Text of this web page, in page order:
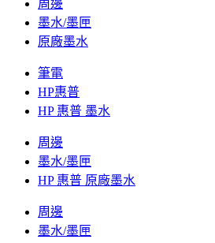
周邊
墨水/墨匣
原廠墨水
筆電
HP惠普
HP 惠普 墨水
周邊
墨水/墨匣
HP 惠普 原廠墨水
周邊
墨水/墨匣